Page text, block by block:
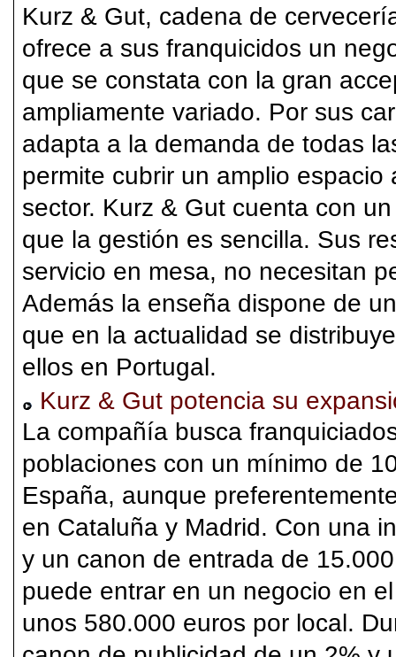
Kurz & Gut, cadena de
ofrece a sus franquicidos un
que se constata con la gran
ampliamente variado. Por sus
adapta a la demanda de todas
permite cubrir un amplio
sector. Kurz & Gut cuenta con
que la gestión es sencilla. Sus
servicio en mesa, no necesitan
Además la enseña dispone de
que en la actualidad se
ellos en Portugal.
Kurz & Gut potencia su
La compañía busca
poblaciones con un mínimo de
España, aunque
en Cataluña y Madrid. Con una
y un canon de entrada de
puede entrar en un negocio en
unos 580.000 euros por local.